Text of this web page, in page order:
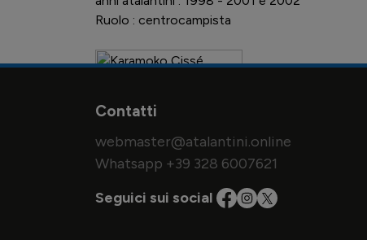
Ruolo : centrocampista
Contatti
webmaster@atalantini.online
Whatsapp +39 328 6007621
Seguici sui social